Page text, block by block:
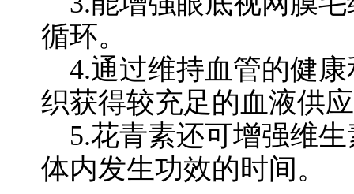
循环。
4.通过维持血管的健康
织获得较充足的血液供
5.花青素还可增强维生
体内发生功效的时间。